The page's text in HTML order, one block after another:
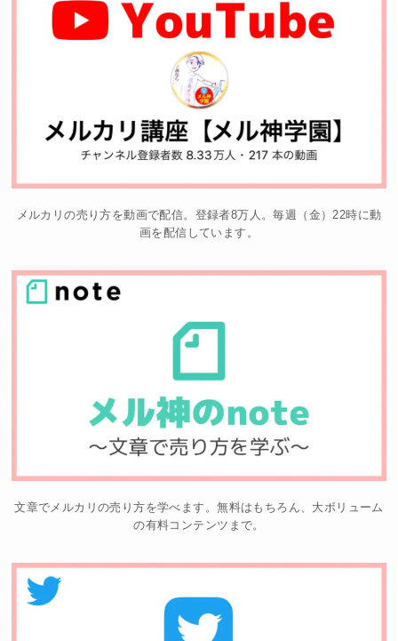
メルカリの売り方を動画で配信。登録者8万人。毎週（金）22時に動
画を配信しています。
文章でメルカリの売り方を学べます。無料はもちろん、大ボリューム
の有料コンテンツまで。